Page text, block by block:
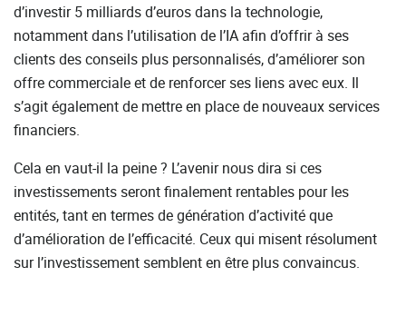
d’investir 5 milliards d’euros dans la technologie,
notamment dans l’utilisation de l’IA afin d’offrir à ses
clients des conseils plus personnalisés, d’améliorer son
offre commerciale et de renforcer ses liens avec eux. Il
s’agit également de mettre en place de nouveaux services
financiers.
Cela en vaut-il la peine ? L’avenir nous dira si ces
investissements seront finalement rentables pour les
entités, tant en termes de génération d’activité que
d’amélioration de l’efficacité. Ceux qui misent résolument
sur l’investissement semblent en être plus convaincus.